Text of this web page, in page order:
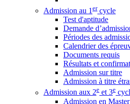
Admission au 1 ercycle
Test d'aptitude
Demande
Périodes des
Calendrier des
Documents requis
Résultats et
Admission sur titre
Admission à titre
Admission aux 2e et 3e
Admission en Master